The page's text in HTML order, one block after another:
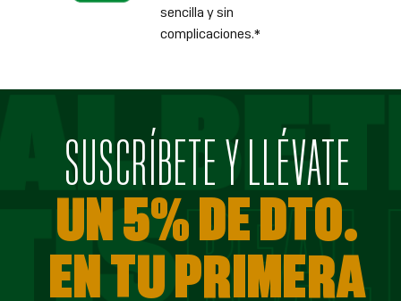
sencilla y sin
complicaciones.*
SUSCRÍBETE Y LLÉVATE
UN 5% DE DTO.
EN TU PRIMERA